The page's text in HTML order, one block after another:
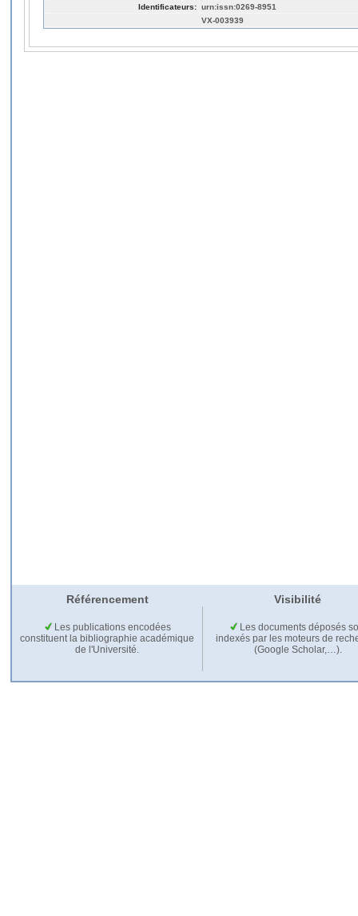
Identificateurs: urn:issn:0269-8951
VX-003939
Référencement Visibilité
Les publications encodées
constituent la bibliographie académique
de l'Université.
Les documents déposés
indexés par les moteurs de
(Google Scholar,…).